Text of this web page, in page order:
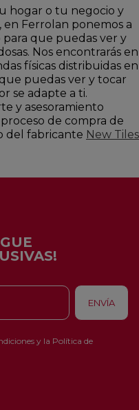
hogar o tu negocio y
en Ferrolan ponemos a
que puedas ver y
Nos encontrarás en
físicas distribuidas en
puedas ver y tocar
se adapte a ti.
y asesoramiento
de compra de
del fabricante New Tiles
y la Política de